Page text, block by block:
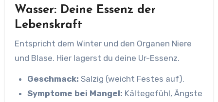
Wasser: Deine Essenz der
Lebenskraft
Entspricht dem Winter und den Organen Niere
und Blase. Hier lagerst du deine Ur-Essenz.
Geschmack: Salzig (weicht Festes auf).
Symptome bei Mangel: Kältegefühl, Ängste